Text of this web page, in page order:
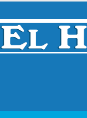
Skip
content